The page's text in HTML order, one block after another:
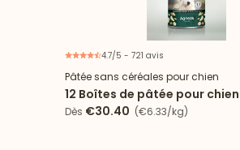
4.7/5 - 721 avis
Pâtée sans céréales pour chien
12 Boîtes de pâtée pour
céréales - Agneau
Dès €30.40 (€6.33/kg)